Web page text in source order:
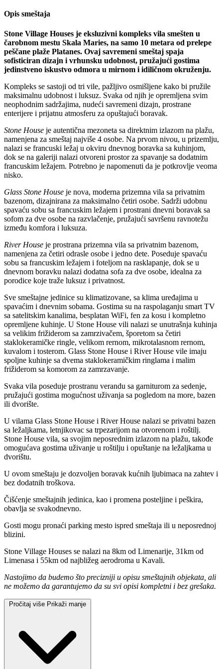
Opis smeštaja
Stone Village Houses je eksluzivni kompleks vila smešten u
čarobnom mestu Skala Maries, na samo 10 metara od prelepe
peščane plaže Platanes. Ovaj savremeni smeštaj spaja
sofisticiran dizajn i vrhunsku udobnost, pružajući gostima
jedinstveno iskustvo odmora u mirnom i idiličnom okruženju.
Kompleks se sastoji od tri vile, pažljivo osmišljene kako bi pružile
maksimalnu udobnost i luksuz. Svaka od njih je opremljena svim
neophodnim sadržajima, nudeći savremeni dizajn, prostrane
enterijere i prijatnu atmosferu za opuštajući boravak.
Stone House je autentična mezoneta sa direktnim izlazom na plažu,
namenjena za smeštaj najviše 4 osobe. Na prvom nivou, u prizemlju,
nalazi se francuski ležaj u okviru dnevnog boravka sa kuhinjom,
dok se na galeriji nalazi otvoreni prostor za spavanje sa dodatnim
francuskim ležajem. Potrebno je napomenuti da je potkrovlje veoma
nisko.
Glass Stone House je nova, moderna prizemna vila sa privatnim
bazenom, dizajnirana za maksimalno četiri osobe. Sadrži udobnu
spavaću sobu sa francuskim ležajem i prostrani dnevni boravak sa
sofom za dve osobe na razvlačenje, pružajući savršenu ravnotežu
između komfora i luksuza.
River House je prostrana prizemna vila sa privatnim bazenom,
namenjena za četiri odrasle osobe i jedno dete. Poseduje spavaću
sobu sa francuskim ležajem i foteljom na rasklapanje, dok se u
dnevnom boravku nalazi dodatna sofa za dve osobe, idealna za
porodice koje traže luksuz i privatnost.
Sve smeštajne jedinice su klimatizovane, sa klima uređajima u
spavaćim i dnevnim sobama. Gostima su na raspolaganju smart TV
sa satelitskim kanalima, besplatan WiFi, fen za kosu i kompletno
opremljene kuhinje. U Stone House vili nalazi se unutrašnja kuhinja
sa velikim frižiderom sa zamrzivačem, šporetom sa četiri
staklokeramičke ringle, velikom rernom, mikrotalasnom rernom,
kuvalom i tosterom. Glass Stone House i River House vile imaju
spoljne kuhinje sa dvema staklokeramičkim ringlama i malim
frižiderom sa komorom za zamrzavanje.
Svaka vila poseduje prostranu verandu sa garniturom za sedenje,
pružajući gostima mogućnost uživanja sa pogledom na more, bazen
ili dvorište.
U vilama Glass Stone House i River House nalazi se privatni bazen
sa ležaljkama, letnjikovac sa trpezarijom na otvorenom i roštilj.
Stone House vila, sa svojim neposrednim izlazom na plažu, takođe
omogućava gostima uživanje u roštilju i opuštanje na ležaljkama u
dvorištu.
U ovom smeštaju je dozvoljen boravak kućnih ljubimaca na zahtev i
bez dodatnih troškova.
Čišćenje smeštajnih jedinica, kao i promena posteljine i peškira,
obavlja se svakodnevno.
Gosti mogu pronaći parking mesto ispred smeštaja ili u neposrednoj
blizini.
Stone Village Houses se nalazi na 8km od Limenarije, 31km od
Limenasa i 55km od najbližeg aerodroma u Kavali.
Nastojimo da budemo što precizniji u opisu smeštajnih objekata, ali
ne možemo da garantujemo da su svi opisi kompletni i bez grešaka.
Pročitaj više Prikaži manje